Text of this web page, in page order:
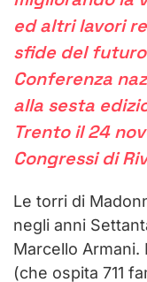
ed altri lavori
sfide del
Conferenza
alla sesta
Trento il 24
Congressi di
Le torri di
negli anni
Marcello
(che ospita 711